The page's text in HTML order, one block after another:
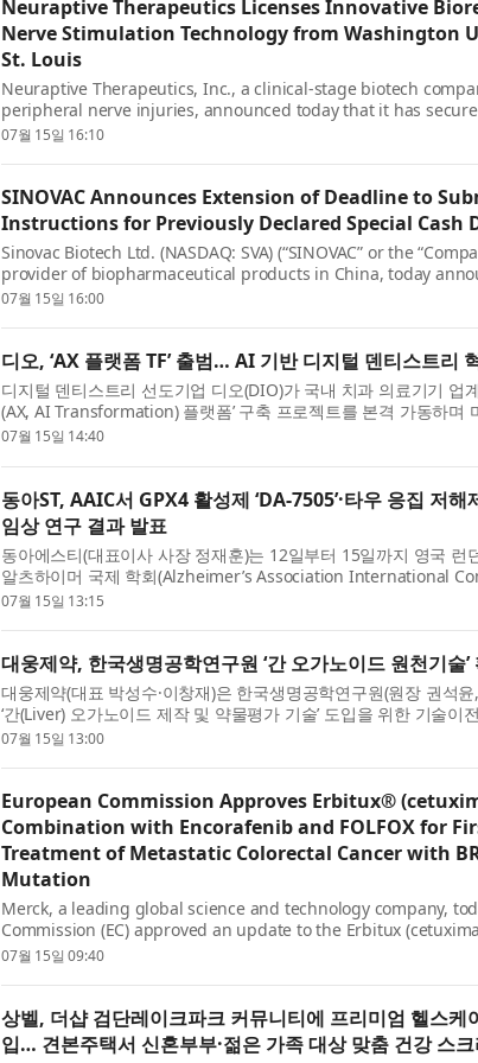
Neuraptive Therapeutics Licenses Innovative
Nerve Stimulation Technology from Washington
St. Louis
Neuraptive Therapeutics, Inc., a clinical-stage biotech
peripheral nerve injuries, announced today that it has
license from Washington University in St. Louis for a bi...
07월 15일 16:10
SINOVAC Announces Extension of Deadline to
Instructions for Previously Declared Special Cash
Sinovac Biotech Ltd. (NASDAQ: SVA) (“SINOVAC” or the
provider of biopharmaceutical products in China, today
has extended the deadline for shareholders and nominee
07월 15일 16:00
디오, ‘AX 플랫폼 TF’ 출범… AI 기반 디지털 덴티스트리
디지털 덴티스트리 선도기업 디오(DIO)가 국내 치과 의료기기 업
(AX, AI Transformation) 플랫폼’ 구축 프로젝트를 본격 가동하며
새로운 패러다임을 제시한다. 디오는 AI 기반의 통합 ...
07월 15일 14:40
동아ST, AAIC서 GPX4 활성제 ‘DA-7505’·타우 응집 저해
임상 연구 결과 발표
동아에스티(대표이사 사장 정재훈)는 12일부터 15일까지 영국 런
알츠하이머 국제 학회(Alzheimer’s Association International
AAIC)에서 GPX4 활성제 ‘DA-7505’, 타우 응집 저해제 ‘DA-7...
07월 15일 13:15
대웅제약, 한국생명공학연구원 ‘간 오가노이드 원천기술’
대웅제약(대표 박성수·이창재)은 한국생명공학연구원(원장 권석
‘간(Liver) 오가노이드 제작 및 약물평가 기술’ 도입을 위한 기술이
결했다고 15일 밝혔다. 간 오가노이드는 줄기세포 등...
07월 15일 13:00
European Commission Approves Erbitux®
Combination with Encorafenib and FOLFOX for
Treatment of Metastatic Colorectal Cancer with
Mutation
Merck, a leading global science and technology company,
Commission (EC) approved an update to the Erbitux
is now indicated in ...
07월 15일 09:40
상벨, 더샵 검단레이크파크 커뮤니티에 프리미엄 헬스케
입… 견본주택서 신혼부부·젊은 가족 대상 맞춤 건강 스